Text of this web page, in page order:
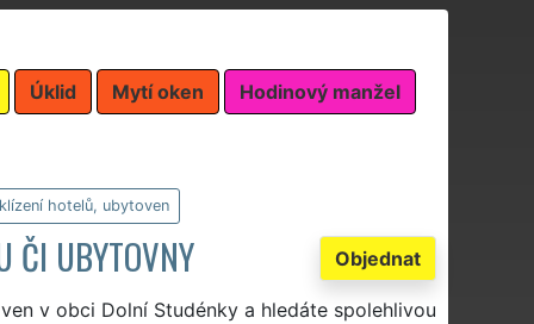
Úklid Mytí oken Hodinový manžel
hotelů, ubytoven
Objednat
ČI UBYTOVNY
v obci Dolní Studénky a hledáte spolehlivou